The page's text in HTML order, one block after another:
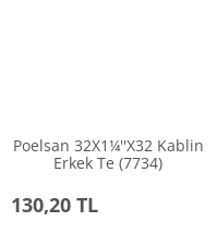
Poelsan 32X1¼''X32 Kablin
Erkek Te (7734)
130,20 TL